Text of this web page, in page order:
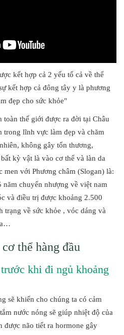
kết hợp cả 2 yếu tố cả về thể
kết hợp cả đông tây y là phương
đẹp cho sức khỏe"
toàn thế giới được ra đời tại Châu
trong lĩnh vực làm đẹp và chăm
không gây tổn thương,
kỳ vật là vào cơ thể và làn da
với Phương châm (Slogan) là:
năm chuyển nhượng về việt nam
và điều trị được khoảng 2.500
trạng về sức khỏe , vóc dáng và
thể hàng đầu
khi đi ngủ khoảng
sẽ khiến cho chúng ta có cảm
nước nóng sẽ giúp nhiệt độ của
được não tiết ra hormone gây